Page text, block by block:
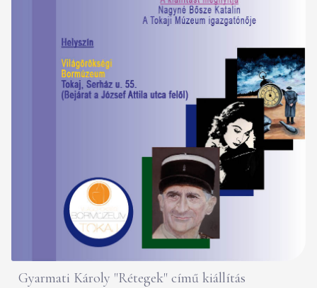
Gyarmati Károly "Rétegek" című kiállítás